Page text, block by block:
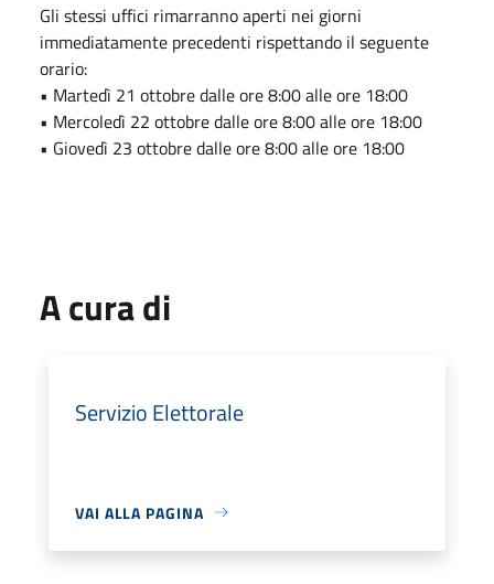
Gli stessi uffici rimarranno aperti nei giorni
immediatamente precedenti rispettando il seguente
orario:
• Martedì 21 ottobre dalle ore 8:00 alle ore 18:00
• Mercoledì 22 ottobre dalle ore 8:00 alle ore 18:00
• Giovedì 23 ottobre dalle ore 8:00 alle ore 18:00
A cura di
Servizio Elettorale
VAI ALLA PAGINA